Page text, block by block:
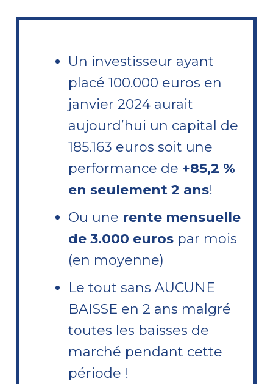
Un investisseur ayant
placé 100.000 euros en
janvier 2024 aurait
aujourd’hui un capital de
185.163 euros soit une
performance de +85,2 %
en seulement 2 ans!
Ou une rente mensuelle
de 3.000 eurospar mois
(en moyenne)
Le tout sans AUCUNE
BAISSE en 2 ans malgré
toutes les baisses de
marché pendant cette
période !